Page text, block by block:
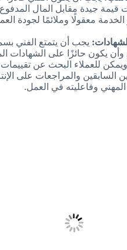
قيمة جيدة مقابل المال
معقولًا وملائمًا لجودة
يجب أن يتمتع الفني
يكون حائزًا على الشهادات
ويمكن للعملاء البحث عن تقييمات
السابقين والمراجعات على
وفاعليته في العمل.